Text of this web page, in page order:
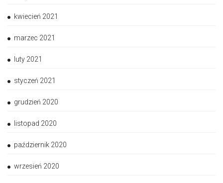
kwiecień 2021
marzec 2021
luty 2021
styczeń 2021
grudzień 2020
listopad 2020
październik 2020
wrzesień 2020